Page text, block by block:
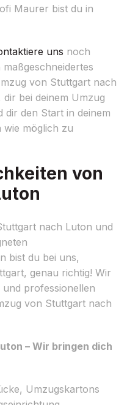
Maurer bist du in
uns noch
von Stuttgart nach
bei deinem Umzug
den Start in deinem
wie möglich zu
von
nach Luton und
bist du bei uns,
genau richtig! Wir
und professionellen
von Stuttgart nach
– Wir bringen dich
Umzugskartons